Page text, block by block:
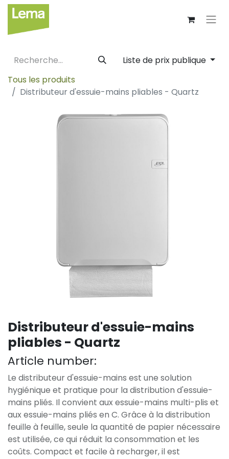
Liste de prix publique
Tous les produits
Distributeur d'essuie-mains pliables - Quartz
Distributeur d'essuie-mains
pliables - Quartz
Article number:
Le distributeur d'essuie-mains est une solution
hygiénique et pratique pour la distribution d'essuie-
mains pliés. Il convient aux essuie-mains multi-plis et
aux essuie-mains pliés en C. Grâce à la distribution
feuille à feuille, seule la quantité de papier nécessaire
est utilisée, ce qui réduit la consommation et les
coûts. Compact et facile à recharger, il est